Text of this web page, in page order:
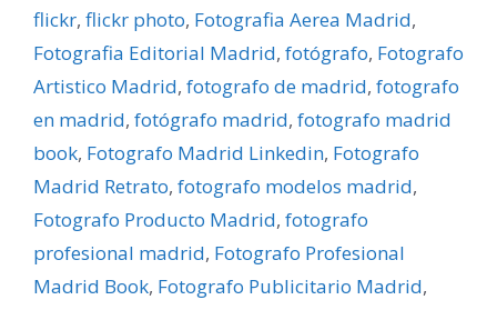
flickr, flickr photo, Fotografia Aerea Madrid,
Fotografia Editorial Madrid, fotógrafo, Fotografo
Artistico Madrid, fotografo de madrid, fotografo
en madrid, fotógrafo madrid, fotografo madrid
book, Fotografo Madrid Linkedin, Fotografo
Madrid Retrato, fotografo modelos madrid,
Fotografo Producto Madrid, fotografo
profesional madrid, Fotografo Profesional
Madrid Book, Fotografo Publicitario Madrid,